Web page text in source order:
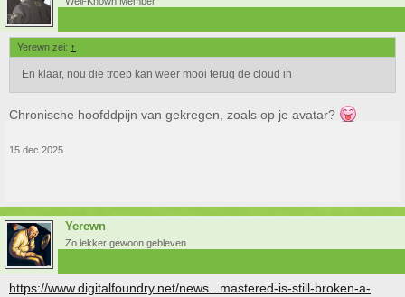
Yerewn zei: ↑
En klaar, nou die troep kan weer mooi terug de cloud in
Chronische hoofddpijn van gekregen, zoals op je avatar?
15 dec 2025
Yerewn
Zo lekker gewoon gebleven
https://www.digitalfoundry.net/news...mastered-is-still-broken-a-